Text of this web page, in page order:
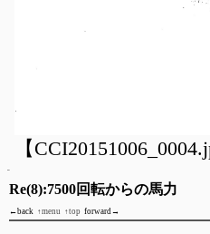
【
Re(8):7500回転からの馬力
←back ↑menu ↑top forward→